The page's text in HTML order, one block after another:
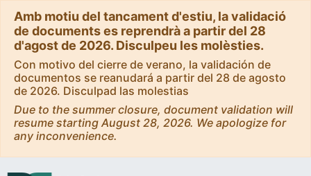
Amb motiu del tancament d'estiu, la validació
de documents es reprendrà a partir del 28
d'agost de 2026. Disculpeu les molèsties.
Con motivo del cierre de verano, la validación de
documentos se reanudará a partir del 28 de agosto
de 2026. Disculpad las molestias
Due to the summer closure, document validation will
resume starting August 28, 2026. We apologize for
any inconvenience.